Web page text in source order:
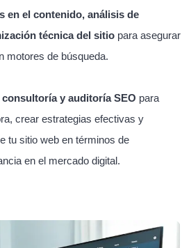
en el contenido, análisis de
técnica del sitio para asegurar
motores de búsqueda.
consultoría y auditoría SEO para
crear estrategias efectivas y
tu sitio web en términos de
en el mercado digital.